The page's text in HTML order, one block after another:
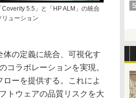
「Coverity 5.5」と「HP ALM」の統合
リューション
の定義に統合、可視化す
コラボレーションを実現。
ーを提供する。これによ
トウェアの品質リスクを大